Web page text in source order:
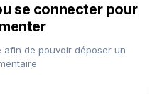
se connecter pour
afin de pouvoir déposer un